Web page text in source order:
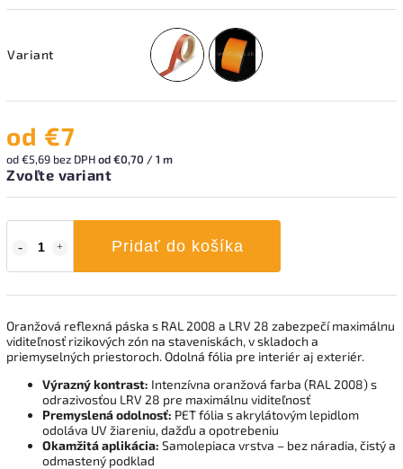
Variant
od €7
od€5,69 bez DPHod €0,70 / 1 m
Zvoľte variant
Pridať do košíka
Oranžová reflexná páska s RAL 2008 a LRV 28 zabezpečí maximálnu
viditeľnosť rizikových zón na staveniskách, v skladoch a
priemyselných priestoroch. Odolná fólia pre interiér aj exteriér.
Výrazný kontrast: Intenzívna oranžová farba (RAL 2008) s
odrazivosťou LRV 28 pre maximálnu viditeľnosť
Premyslená odolnosť: PET fólia s akrylátovým lepidlom
odoláva UV žiareniu, dažďu a opotrebeniu
Okamžitá aplikácia: Samolepiaca vrstva – bez náradia, čistý a
odmastený podklad